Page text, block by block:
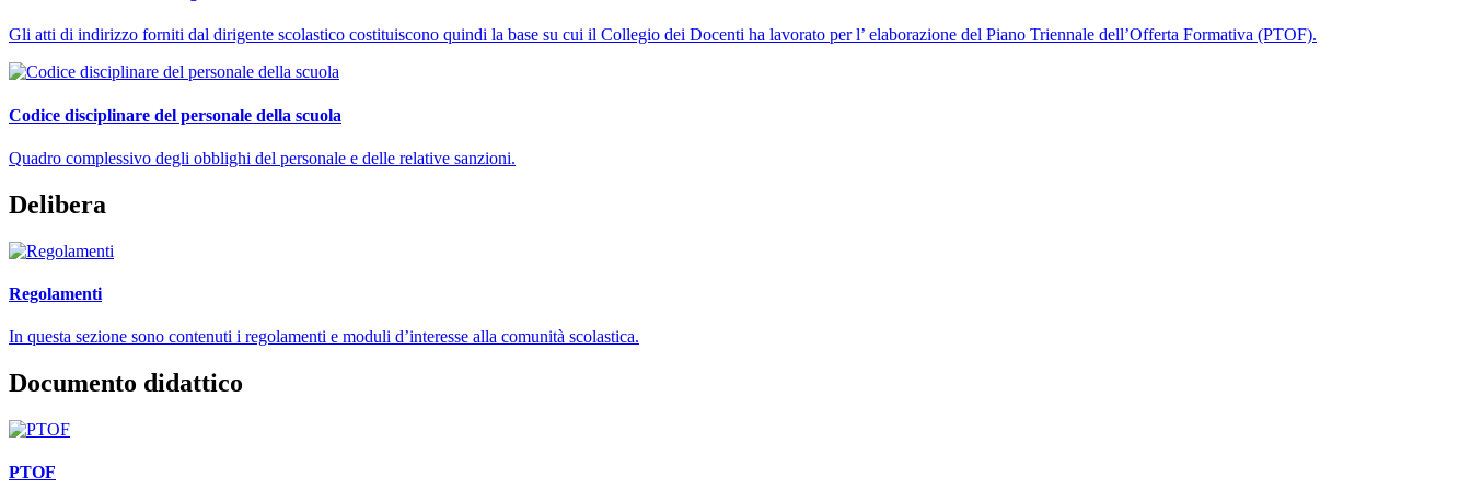
Gli atti di indirizzo forniti dal dirigente scolastico costituiscono quindi la base su cui il Collegio dei Docenti ha lavorato per l’ elaborazione del Piano Triennale dell’Offerta Formativa (PTOF).
Codice disciplinare del personale della scuola
Quadro complessivo degli obblighi del personale e delle relative sanzioni.
Delibera
Regolamenti
In questa sezione sono contenuti i regolamenti e moduli d’interesse alla comunità scolastica.
Documento didattico
PTOF